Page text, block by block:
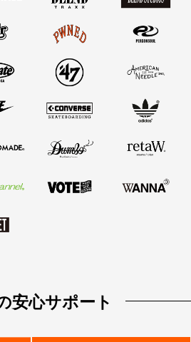
安心サポート